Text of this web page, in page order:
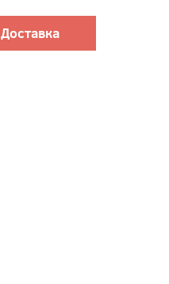
Доставка